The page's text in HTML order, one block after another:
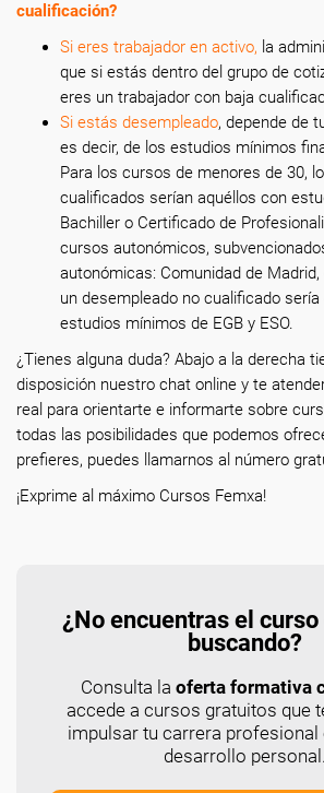
cualificación?
Si eres trabajador en activo, la
que si estás dentro del grupo de
eres un trabajador con baja
Si estás desempleado, depende de
es decir, de los estudios mínimos
Para los cursos de menores de 30,
cualificados serían aquéllos con
Bachiller o Certificado de
cursos autonómicos,
autonómicas: Comunidad de Madrid,
un desempleado no cualificado
estudios mínimos de EGB y ESO.
¿Tienes alguna duda? Abajo a la derecha
disposición nuestro chat online y te
real para orientarte e informarte sobre
todas las posibilidades que podemos
prefieres, puedes llamarnos al número
¡Exprime al máximo Cursos Femxa!
¿No encuentras el
buscando?
Consulta la oferta formativa
accede a cursos gratuitos que
impulsar tu carrera profesional
desarrollo personal.